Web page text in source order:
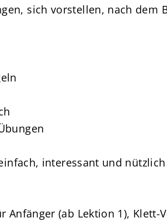
sich vorstellen, nach dem
interessant und
Anfänger (ab Lektion 1), Klett-